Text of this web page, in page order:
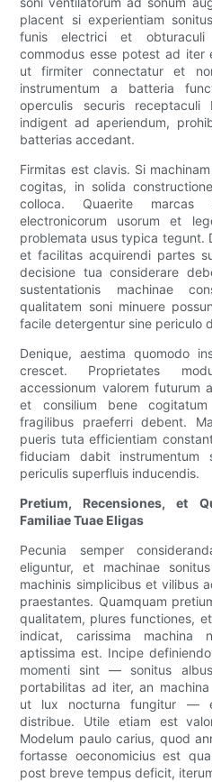
placent si experientiam
funis electrici et obturaculi
commodus esse potest ad iter
ut firmiter connectatur et
instrumentum a batteria
operculis securis receptaculi
indigent ad aperiendum,
batterias accedant.
Firmitas est clavis. Si
cogitas, in solida
colloca. Quaerite marcas
electronicorum usorum et
problemata usus typica tegunt.
et facilitas acquirendi partes
decisione tua considerare
sustentationis machinae
qualitatem soni minuere
facile detergentur sine periculo
Denique, aestima quomodo
crescet. Proprietates
accessionum valorem futurum
et consilium bene
fragilibus praeferri debent.
pueris tuta efficientiam
fiduciam dabit instrumentum
periculis superfluis inducendis.
Pretium, Recensiones, et
Familiae Tuae Eligas
Pecunia semper
eliguntur, et machinae
machinis simplicibus et vilibus
praestantes. Quamquam
qualitatem, plures functiones,
indicat, carissima machina
aptissima est. Incipe
momenti sint — sonitus
portabilitas ad iter, an
ut lux nocturna fungitur —
distribue. Utile etiam est
Modelum paulo carius, quod
fortasse oeconomicius est
post breve tempus deficit,